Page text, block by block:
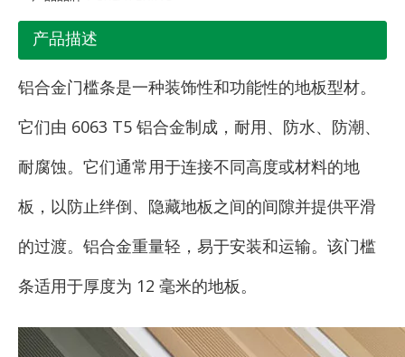
产品描述
铝合金门槛条是一种装饰性和功能性的地板型材。
它们由 6063 T5 铝合金制成，耐用、防水、防潮、
耐腐蚀。它们通常用于连接不同高度或材料的地
板，以防止绊倒、隐藏地板之间的间隙并提供平滑
的过渡。铝合金重量轻，易于安装和运输。该门槛
条适用于厚度为 12 毫米的地板。